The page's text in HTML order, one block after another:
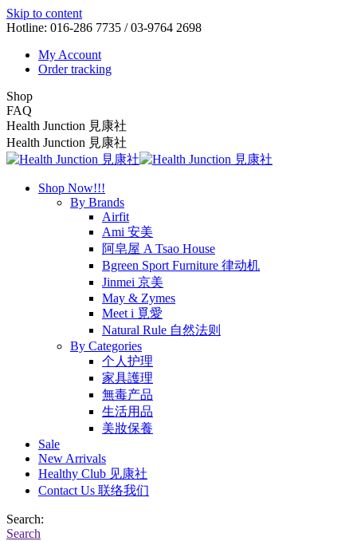
Skip to content
Hotline: 016-286 7735 / 03-9764 2698
My Account
Order tracking
Shop
FAQ
Health Junction 見康社
Health Junction 見康社
Shop Now!!!
By Brands
Airfit
Ami 安美
阿皂屋 A Tsao House
Bgreen Sport Furniture 律动机
Jinmei 京美
May & Zymes
Meet i 覓愛
Natural Rule 自然法则
By Categories
个人护理
家具護理
無毒产品
生活用品
美妝保養
Sale
New Arrivals
Healthy Club 见康社
Contact Us 联络我们
Search:
Search